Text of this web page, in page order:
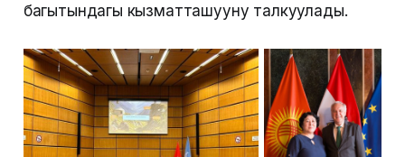
багытындагы кызматташууну талкуулады.